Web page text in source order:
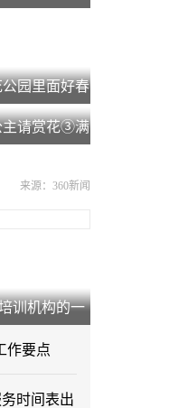
园里面好春
主请赏花③满
来源：360新闻
训机构的一
作要点
时间表出